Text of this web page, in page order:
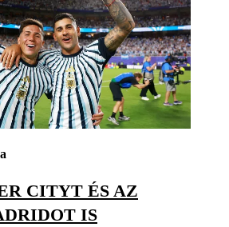
CITYT ÉS AZ
IS